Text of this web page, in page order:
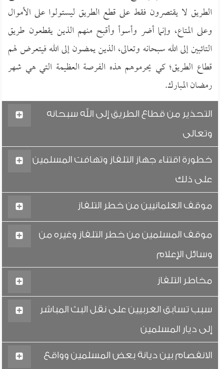
الطريق لا يقتصرون فقط على قطع الطريق ليستولوا على الأموال
وعلى المتاع، وإنما أضر وأسوأ وأقبح منهم الذين يقطعون طريق
التائبين إلى الله سبحانه وتعالى، الذين يمضون إلى الله فيتعرض لهم
قطاع الطريق؛ كي يحرموهم هذه الفرصة العظيمة التي هي شهر
رمضان المبارك.
التحذير من قطاع الطريق إلى الله سبحانه
وتعالى
خطورة اقتناء جهاز التلفاز وتهافت المسلمين
على ذلك
موقف العلمانيين من خطر التلفاز
موقف المسلمين من خطر التلفاز وغيره من
وسائل الإعلام
مخاطر التلفاز
سبب تسابق الغربيين على نقل البث المباشر
إلى ديار المسلمين
الانفصام بين ديانة بعض المسلمين وواقع